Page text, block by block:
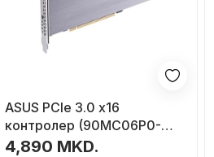
ASUS PCIe 3.0 x16
контролер (90MC06P0-
M0EAY0), 4x M.2 M-Key
4,890 MKD.